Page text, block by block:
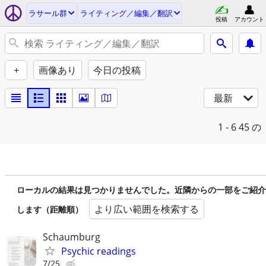
ラサール群 ライティング／編集／翻訳
投稿 アカウント
+ 画像あり 今日の投稿
最新
1 - 645 の
ローカルの結果は見つかりませんでした。近隣からの一部をご紹介
します（距離順）
より広い範囲を検索する
Schaumburg
Psychic readings
7/25